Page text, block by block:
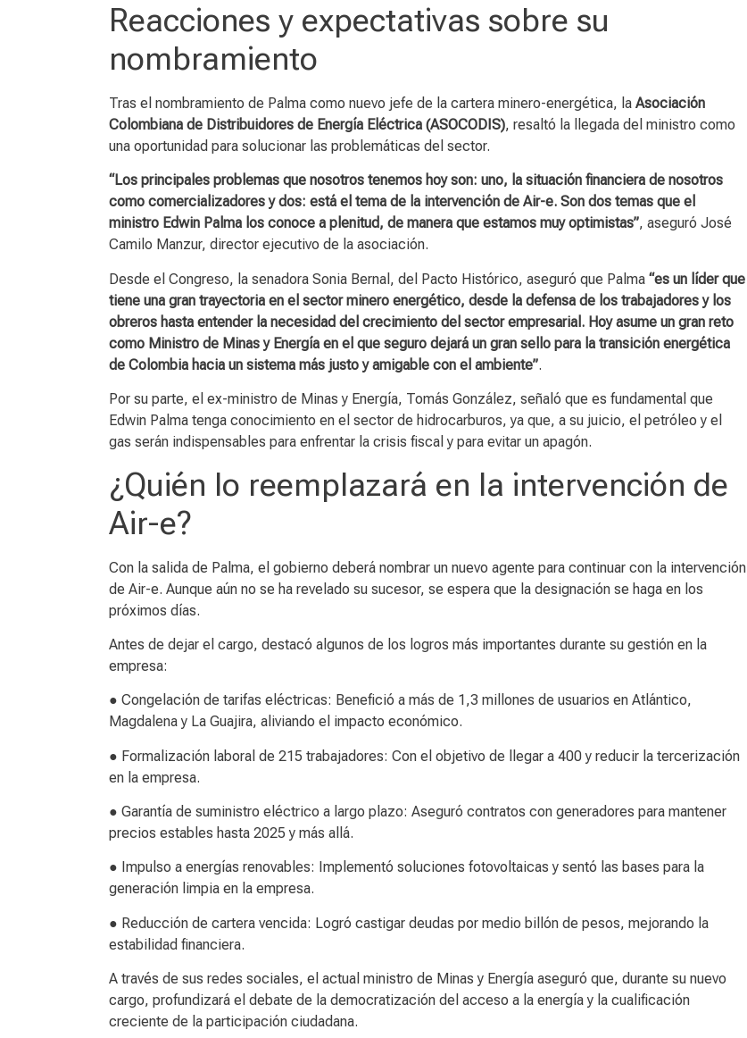
Reacciones y expectativas sobre su
nombramiento
Tras el nombramiento de Palma como nuevo jefe de la cartera minero-energética, la Asociación
Colombiana de Distribuidores de Energía Eléctrica (ASOCODIS), resaltó la llegada del ministro como
una oportunidad para solucionar las problemáticas del sector.
“Los principales problemas que nosotros tenemos hoy son: uno, la situación financiera de nosotros
como comercializadores y dos: está el tema de la intervención de Air-e. Son dos temas que el
ministro Edwin Palma los conoce a plenitud, de manera que estamos muy optimistas”, aseguró José
Camilo Manzur, director ejecutivo de la asociación.
Desde el Congreso, la senadora Sonia Bernal, del Pacto Histórico, aseguró que Palma “es un líder que
tiene una gran trayectoria en el sector minero energético, desde la defensa de los trabajadores y los
obreros hasta entender la necesidad del crecimiento del sector empresarial. Hoy asume un gran reto
como Ministro de Minas y Energía en el que seguro dejará un gran sello para la transición energética
de Colombia hacia un sistema más justo y amigable con el ambiente”.
Por su parte, el ex-ministro de Minas y Energía, Tomás González, señaló que es fundamental que
Edwin Palma tenga conocimiento en el sector de hidrocarburos, ya que, a su juicio, el petróleo y el
gas serán indispensables para enfrentar la crisis fiscal y para evitar un apagón.
¿Quién lo reemplazará en la intervención de
Air-e?
Con la salida de Palma, el gobierno deberá nombrar un nuevo agente para continuar con la intervención
de Air-e. Aunque aún no se ha revelado su sucesor, se espera que la designación se haga en los
próximos días.
Antes de dejar el cargo, destacó algunos de los logros más importantes durante su gestión en la
empresa:
● Congelación de tarifas eléctricas: Benefició a más de 1,3 millones de usuarios en Atlántico,
Magdalena y La Guajira, aliviando el impacto económico.
● Formalización laboral de 215 trabajadores: Con el objetivo de llegar a 400 y reducir la tercerización
en la empresa.
● Garantía de suministro eléctrico a largo plazo: Aseguró contratos con generadores para mantener
precios estables hasta 2025 y más allá.
● Impulso a energías renovables: Implementó soluciones fotovoltaicas y sentó las bases para la
generación limpia en la empresa.
● Reducción de cartera vencida: Logró castigar deudas por medio billón de pesos, mejorando la
estabilidad financiera.
A través de sus redes sociales, el actual ministro de Minas y Energía aseguró que, durante su nuevo
cargo, profundizará el debate de la democratización del acceso a la energía y la cualificación
creciente de la participación ciudadana.